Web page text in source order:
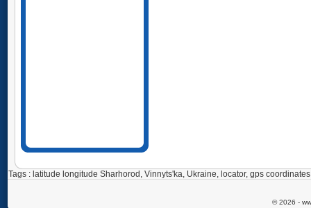
Tags : latitude longitude Sharhorod, Vinnyts'ka, Ukraine, locator, gps
© 2026 -